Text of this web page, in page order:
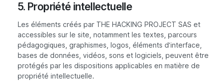
5. Propriété intellectuelle
Les éléments créés par THE HACKING PROJECT SAS et
accessibles sur le site, notamment les textes, parcours
pédagogiques, graphismes, logos, éléments d’interface,
bases de données, vidéos, sons et logiciels, peuvent être
protégés par les dispositions applicables en matière de
propriété intellectuelle.